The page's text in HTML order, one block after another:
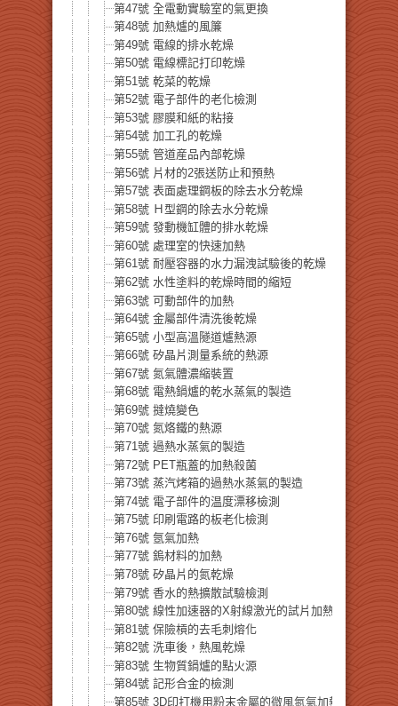
第47號 全電動實驗室的氣更換
第48號 加熱爐的風簾
第49號 電線的排水乾燥
第50號 電線標記打印乾燥
第51號 乾菜的乾燥
第52號 電子部件的老化檢測
第53號 膠膜和紙的粘接
第54號 加工孔的乾燥
第55號 管道産品內部乾燥
第56號 片材的2張送防止和預熱
第57號 表面處理鋼板的除去水分乾燥
第58號 Ｈ型鋼的除去水分乾燥
第59號 發動機缸體的排水乾燥
第60號 處理室的快速加熱
第61號 耐壓容器的水力漏洩試驗後的乾燥
第62號 水性塗料的乾燥時間的縮短
第63號 可動部件的加熱
第64號 金屬部件清洗後乾燥
第65號 小型高溫隧道爐熱源
第66號 矽晶片測量系統的熱源
第67號 氮氣體濃縮裝置
第68號 電熱鍋爐的乾水蒸氣的製造
第69號 撻燒變色
第70號 氮烙鐵的熱源
第71號 過熱水蒸氣的製造
第72號 PET瓶蓋的加熱殺菌
第73號 蒸汽烤箱的過熱水蒸氣的製造
第74號 電子部件的温度漂移檢測
第75號 印刷電路的板老化檢測
第76號 氬氣加熱
第77號 鎢材料的加熱
第78號 矽晶片的氮乾燥
第79號 香水的熱擴散試驗檢測
第80號 線性加速器的X射線激光的試片加熱
第81號 保險槓的去毛刺熔化
第82號 洗車後，熱風乾燥
第83號 生物質鍋爐的點火源
第84號 記形合金的檢測
第85號 3D印打機用粉末金屬的微風氮氣加熱